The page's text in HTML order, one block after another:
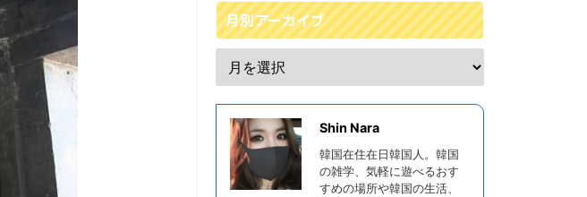
月別アーカイブ
Shin Nara
韓国在住在日韓国人。韓国
の雑学、気軽に遊べるおす
すめの場所や韓国の生活、